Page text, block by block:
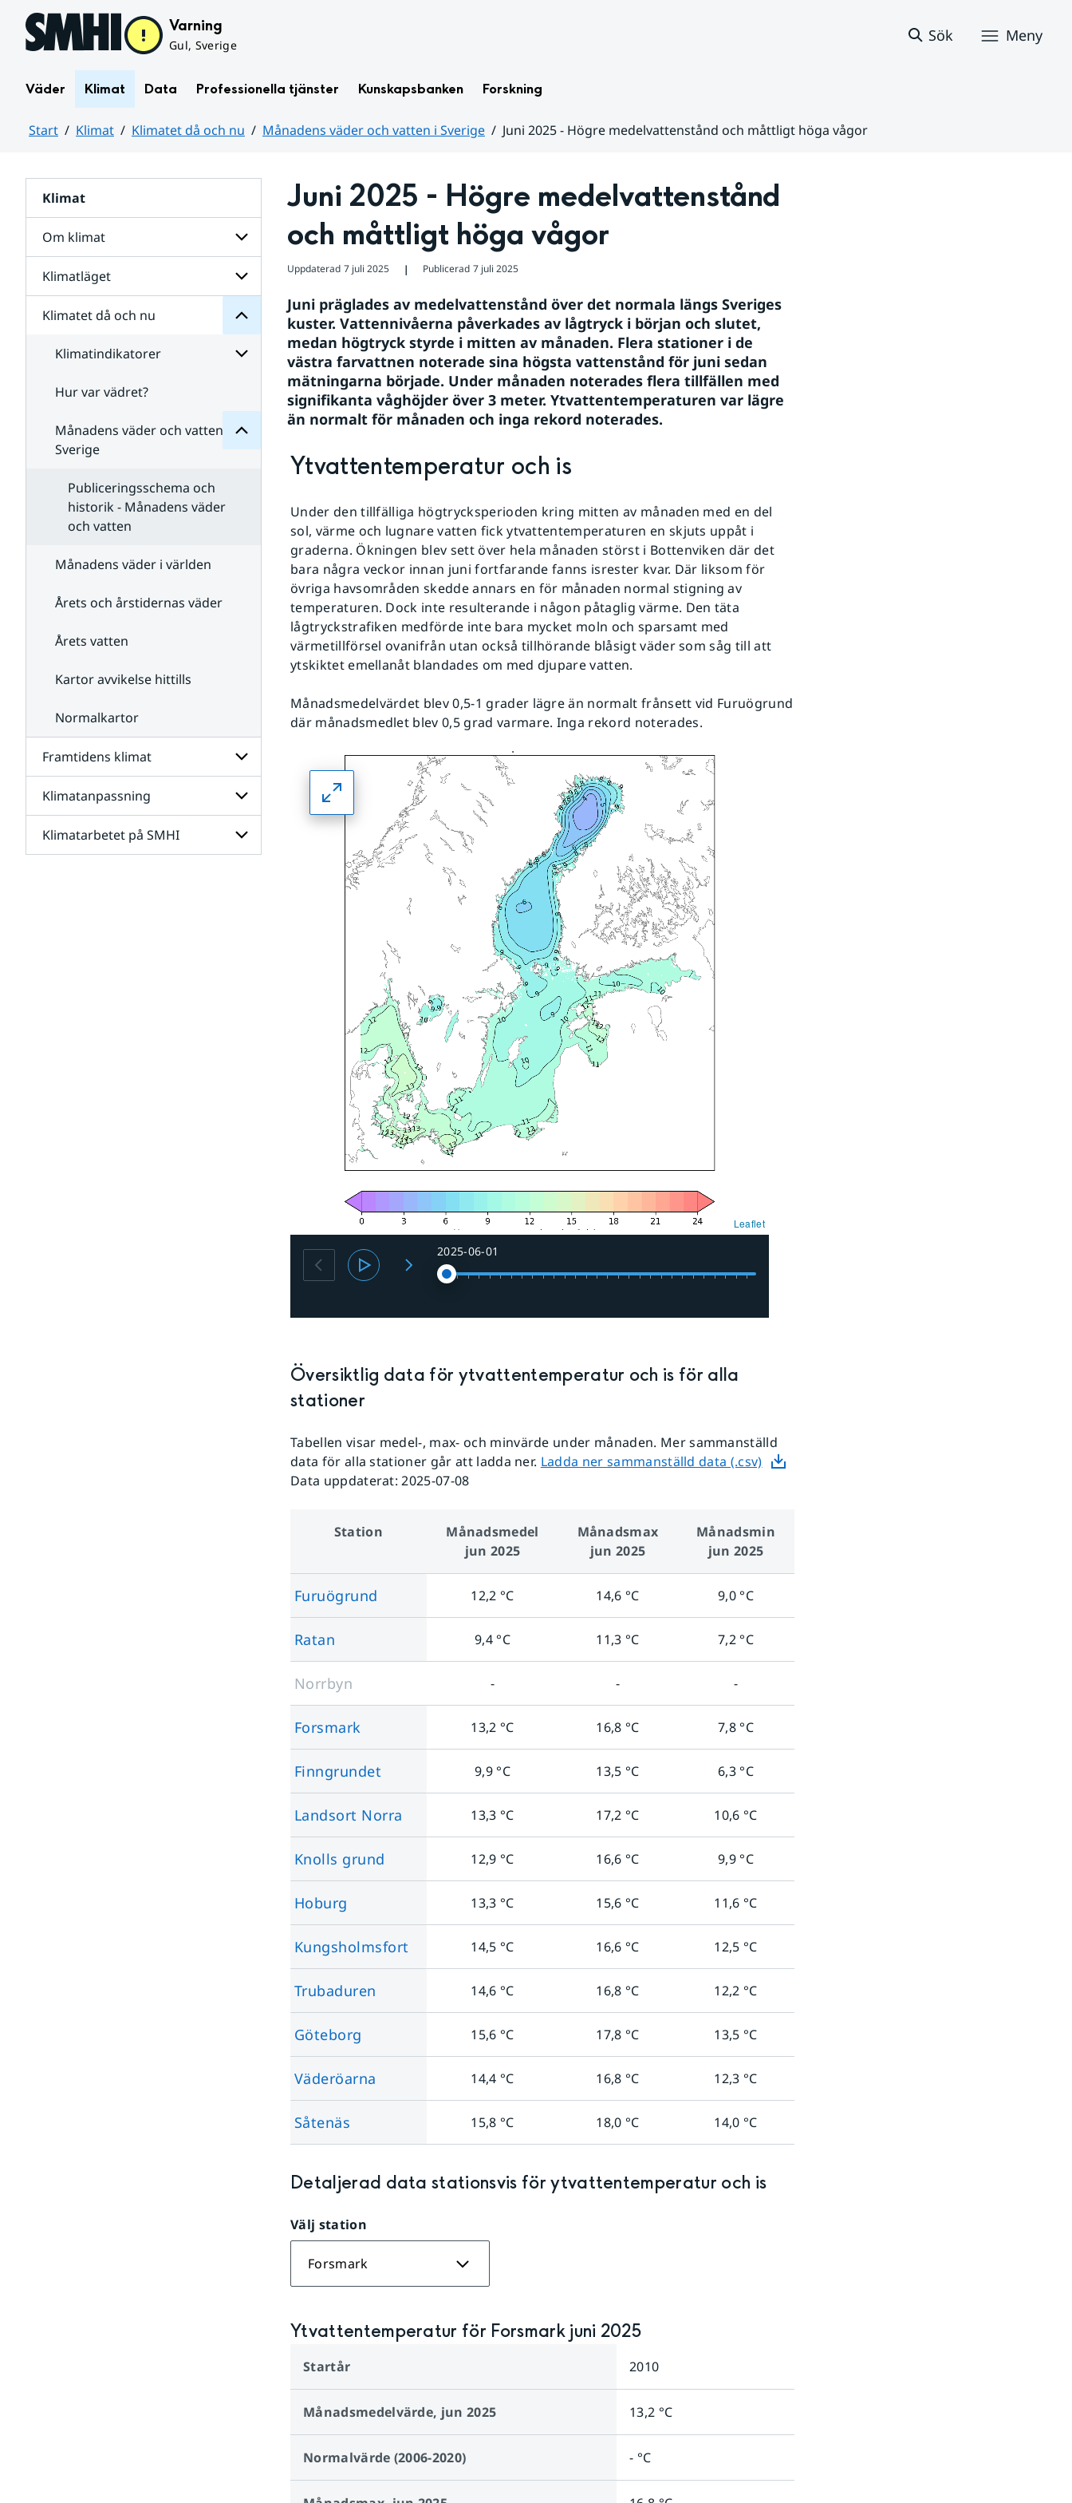
Hoppa till sidans innehåll Varning
Gul, Sverige
Sök Meny
Väder Klimat Data Professionella tjänster Kunskapsbanken Forskning
Start Klimat Klimatet då och nu Månadens väder och vatten i Sverige
Juni 2025 - Högre medelvattenstånd och måttligt höga vågor
Klimat
Om klimat
Undersidor
för
Om
klimat
Klimatläget
Undersidor
Klimatläget
Klimatet då och nu
Undersidor
för
Klimatet
då
och
Klimatindikatorer
Undersidor
Klimatindikatorer
Hur var vädret?
Månadens väder och vatten i
Sverige
Månadens
väder
vatten
i
Publiceringsschema och
historik - Månadens väder
och vatten
Månadens väder i världen
Årets och årstidernas väder
Årets vatten
Kartor avvikelse hittills
Normalkartor
Framtidens klimat
Undersidor
för
Framtidens
klimat
Klimatanpassning
Undersidor
för
Klimatarbetet på SMHI
Juni 2025 - Högre medelvattenstånd
och måttligt höga vågor
Uppdaterad 7 juli 2025 ❘ Publicerad 7 juli 2025
Juni präglades av medelvattenstånd över det normala längs Sveriges
kuster. Vattennivåerna påverkades av lågtryck i början och slutet,
medan högtryck styrde i mitten av månaden. Flera stationer i de
västra farvattnen noterade sina högsta vattenstånd för juni sedan
mätningarna började. Under månaden noterades flera tillfällen med
signifikanta våghöjder över 3 meter. Ytvattentemperaturen var lägre
än normalt för månaden och inga rekord noterades.
Ytvattentemperatur och is
Under den tillfälliga högtrycksperioden kring mitten av månaden med en del
sol, värme och lugnare vatten fick ytvattentemperaturen en skjuts uppåt i
graderna. Ökningen blev sett över hela månaden störst i Bottenviken där det
bara några veckor innan juni fortfarande fanns isrester kvar. Där liksom för
övriga havsområden skedde annars en för månaden normal stigning av
temperaturen. Dock inte resulterande i någon påtaglig värme. Den täta
lågtryckstrafiken medförde inte bara mycket moln och sparsamt med
värmetillförsel ovanifrån utan också tillhörande blåsigt väder som såg till att
ytskiktet emellanåt blandades om med djupare vatten.
Månadsmedelvärdet blev 0,5-1 grader lägre än normalt frånsett vid Furuögrund
där månadsmedlet blev 0,5 grad varmare. Inga rekord noterades.
Leaflet
2025-06-01
Översiktlig data för ytvattentemperatur och is för alla
stationer
Tabellen visar medel-, max- och minvärde under månaden. Mer sammanställd
data för alla stationer går att ladda ner. Ladda ner sammanställd data (.csv)
Data uppdaterat:2025-07-08
Station
Månads­medel
jun 2025
Månads­max
jun 2025
Månads­min
jun 2025
Furuögrund 12,2 °C 14,6 °C 9,0 °C
Ratan 9,4 °C 11,3 °C 7,2 °C
Norrbyn - - -
Forsmark 13,2 °C 16,8 °C 7,8 °C
Finngrundet 9,9 °C 13,5 °C 6,3 °C
Landsort Norra 13,3 °C 17,2 °C 10,6 °C
Knolls grund 12,9 °C 16,6 °C 9,9 °C
Hoburg 13,3 °C 15,6 °C 11,6 °C
Kungsholmsfort 14,5 °C 16,6 °C 12,5 °C
Trubaduren 14,6 °C 16,8 °C 12,2 °C
Göteborg 15,6 °C 17,8 °C 13,5 °C
Väderöarna 14,4 °C 16,8 °C 12,3 °C
Såtenäs 15,8 °C 18,0 °C 14,0 °C
Detaljerad data stationsvis förytvattentemperatur och is
Välj station
Forsmark
Ytvattentemperatur för Forsmark juni 2025
Startår 2010
Månadsmedelvärde, jun 2025 13,2 °C
Normalvärde (2006-2020) - °C